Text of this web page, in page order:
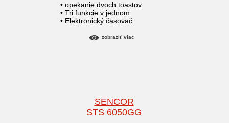
• opekanie dvoch toastov
• Tri funkcie v jednom
• Elektronický časovač
zobraziť viac
SENCOR
STS 6050GG